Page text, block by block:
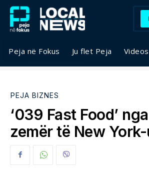
Peja në Fokus Ju flet Peja Videos
PEJA BIZNES
‘039 Fast Food’
zemër të New